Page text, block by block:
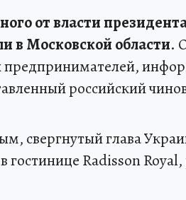
от власти
в Московской области.
предпринимателей,
российский
свергнутый глава
гостинице Radisson